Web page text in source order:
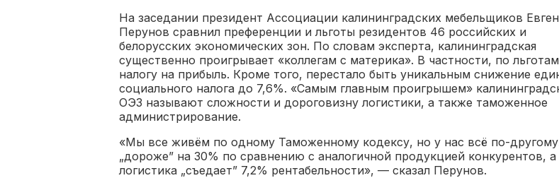
На заседании президент Ассоциации калининградских мебельщиков
Перунов сравнил преференции и льготы резидентов 46 российских и
белорусских экономических зон. По словам эксперта, калининградская
существенно проигрывает «коллегам с материка». В частности, по
налогу на прибыль. Кроме того, перестало быть уникальным снижение
социального налога до 7,6%. «Самым главным проигрышем»
ОЭЗ называют сложности и дороговизну логистики, а также таможенное
администрирование.
«Мы все живём по одному Таможенному кодексу, но у нас всё по-
„дороже” на 30% по сравнению с аналогичной продукцией конкурентов, а
логистика „съедает” 7,2% рентабельности», — сказал Перунов.